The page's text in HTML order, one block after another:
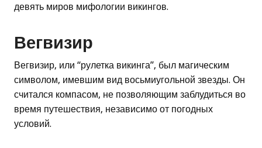
девять миров мифологии викингов.
Вегвизир
Вегвизир, или “рулетка викинга”, был магическим
символом, имевшим вид восьмиугольной звезды. Он
считался компасом, не позволяющим заблудиться во
время путешествия, независимо от погодных
условий.